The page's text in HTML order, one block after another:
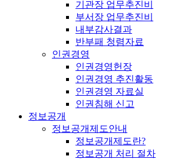
기관장 업무추진비
부서장 업무추진비
내부감사결과
반부패 청렴자료
인권경영
인권경영헌장
인권경영 추진활동
인권경영 자료실
인권침해 신고
정보공개
정보공개제도안내
정보공개제도란?
정보공개 처리 절차